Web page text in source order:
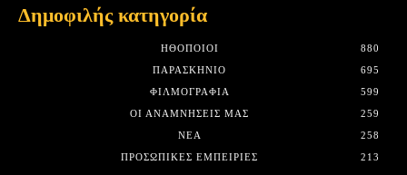
Δημοφιλής κατηγορία
HΘΟΠΟΙΟΊ
880
ΠΑΡΑΣΚΉΝΙΟ
695
ΦΙΛΜΟΓΡΑΦΊΑ
599
ΟΙ ΑΝΑΜΝΉΣΕΙΣ ΜΑΣ
259
ΝΈΑ
258
ΠΡΟΣΩΠΙΚΈΣ ΕΜΠΕΙΡΊΕΣ
213